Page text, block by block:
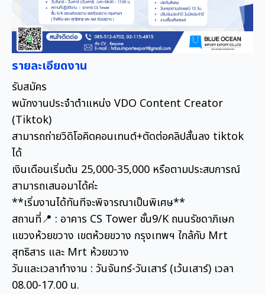
รายละเอียดงาน
รับสมัคร
พนักงานประจำตำแหน่ง VDO Content Creator
(Tiktok)
สามารถถ่ายวิดิโอคิดคอนเทนต์+ตัดต่อคลิปสั้นลง tiktok
ได้
เงินเดือนเริ่มต้น 25,000-35,000 หรือตามประสบการณ์
สามารถเสนอมาได้ค่ะ
**เริ่มงานได้ทันทีจะพิจารณาเป็นพิเศษ**
สถานที่📍 : อาคาร CS Tower ชั้น9/K ถนนรัชดาภิเษก
แขวงห้วยขวาง เขตห้วยขวาง กรุงเทพฯ ใกล้กับ Mrt
สุทธิสาร และ Mrt ห้วยขวาง
วันและเวลาทำงาน : วันจันทร์-วันเสาร์ (เว้นเสาร์) เวลา
08.00-17.00 น.